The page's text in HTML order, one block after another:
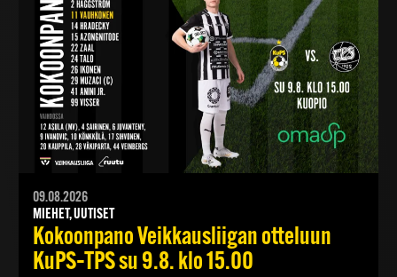
09.08.2026
MIEHET, UUTISET
Kokoonpano Veikkausliigan otteluun
KuPS–TPS su 9.8. klo 15.00